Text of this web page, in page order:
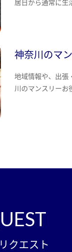
居日から通常に生
神奈川のマ
地域情報や、出張
川のマンスリーお
クエスト